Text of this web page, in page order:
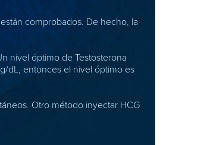
comprobados. De hecho, la
nivel óptimo de Testosterona
dL, entonces el nivel óptimo es
Otro método inyectar HCG